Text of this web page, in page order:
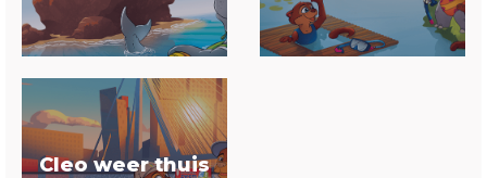
Cleo weer thuis